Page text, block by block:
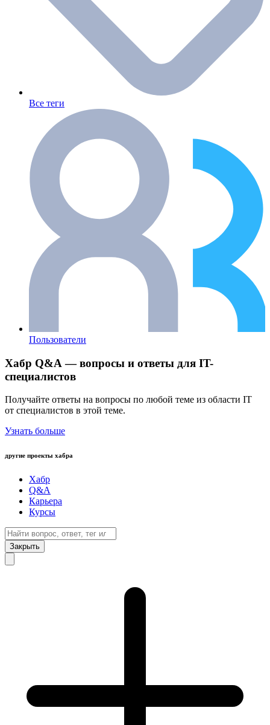
Все теги
Пользователи
Хабр Q&A — вопросы и ответы для IT-
специалистов
Получайте ответы на вопросы по любой теме из области IT
от специалистов в этой теме.
Узнать больше
другие проекты хабра
Хабр
Q&A
Карьера
Курсы
Закрыть